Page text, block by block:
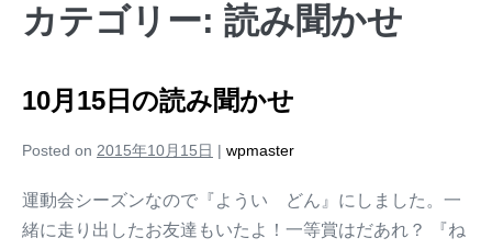
カテゴリー: 読み聞かせ
10月15日の読み聞かせ
Posted on 2015年10月15日 | wpmaster
運動会シーズンなので『ようい どん』にしました。一
緒に走り出したお友達もいたよ！一等賞はだあれ？ 『ね